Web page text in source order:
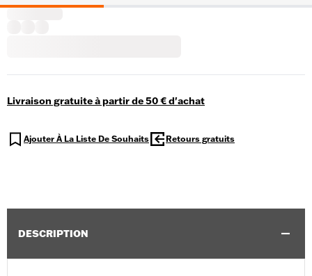
Livraison gratuite à partir de 50 € d'achat
Ajouter À La Liste De Souhaits Retours gratuits
DESCRIPTION